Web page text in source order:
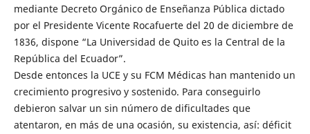
mediante Decreto Orgánico de Enseñanza Pública dictado
por el Presidente Vicente Rocafuerte del 20 de diciembre de
1836, dispone “La Universidad de Quito es la Central de la
República del Ecuador”.
Desde entonces la UCE y su FCM Médicas han mantenido un
crecimiento progresivo y sostenido. Para conseguirlo
debieron salvar un sin número de dificultades que
atentaron, en más de una ocasión, su existencia, así: déficit